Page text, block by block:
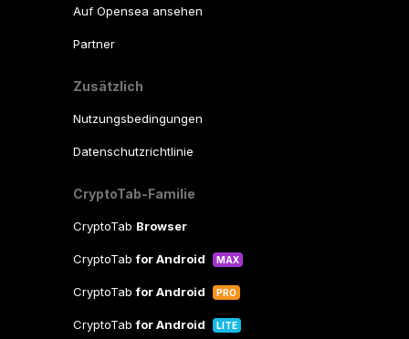
Auf Opensea ansehen
Partner
Zusätzlich
Nutzungsbedingungen
Datenschutzrichtlinie
CryptoTab-Familie
CryptoTab Browser
CryptoTabfor Android MAX
CryptoTabfor Android PRO
CryptoTabfor Android LITE